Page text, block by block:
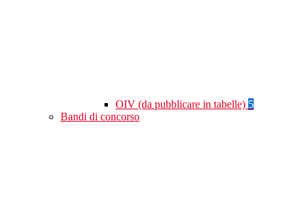
OIV (da pubblicare in tabelle) 5
Bandi di concorso